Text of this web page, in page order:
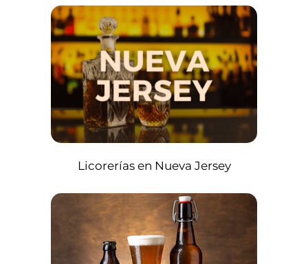
Licorerías en Nueva Jersey